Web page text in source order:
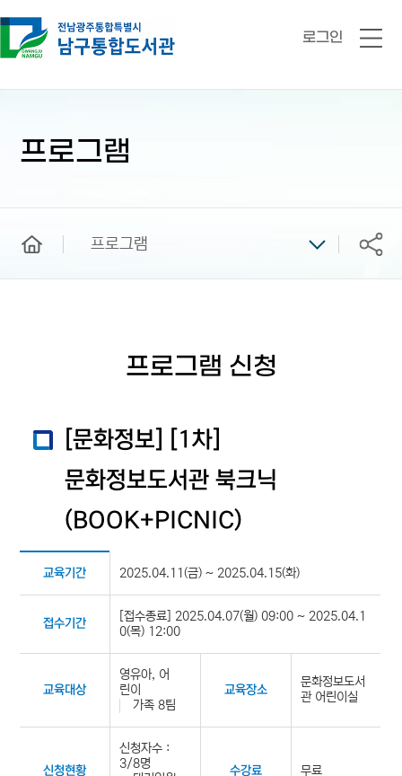
로그인
전
프로그램
프로그램 공유
프로그램 신청
[문화정보] [1차]
문화정보도서관 북크닉
(BOOK+PICNIC)
교육기간 2025.04.11(금) ~ 2025.04.15(화)
접수기간
[접수종료] 2025.04.07(월) 09:00 ~ 2025.04.1
0(목) 12:00
교육대상
영유아, 어
린이
가족 8팀
교육장소
문화정보도서
관 어린이실
신청현황
신청자수 :
3/8명
수강료 무료